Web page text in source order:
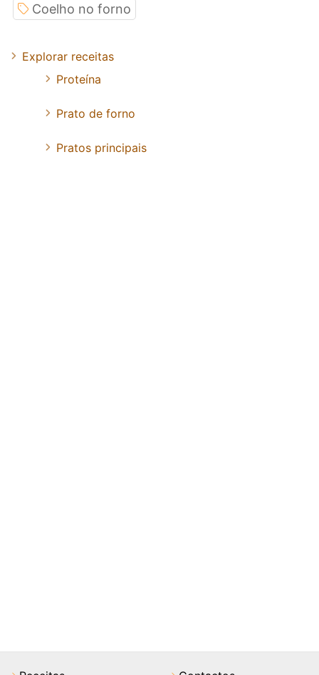
Coelho no forno
Explorar receitas
Proteína
Prato de forno
Pratos principais